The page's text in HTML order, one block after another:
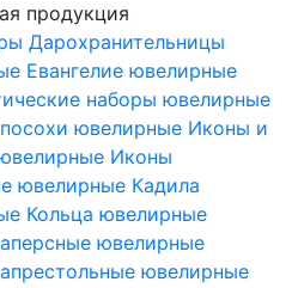
продукция
Дарохранительницы
Евангелие ювелирные
наборы ювелирные
ювелирные Иконы и
Иконы
ювелирные Кадила
Кольца ювелирные
ювелирные
ювелирные